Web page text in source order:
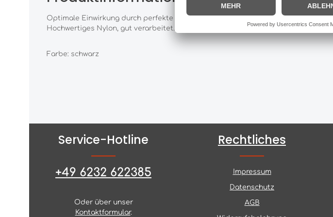
Optimale Einwirkung durch perfekte Passform. Der anatomisch geformte
Hochwertiges Nylon, gut verarbeitet.
Farbe: schwarz
Service-Hotline
+49 6232 622385
Oder über unser
Kontaktformular.
Rechtliches
Impressum
Datenschutz
AGB